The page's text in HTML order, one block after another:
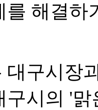
를 해결하
대구시장
구시의 '